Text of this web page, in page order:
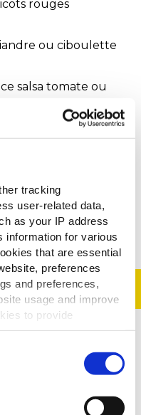
tracking
user-related data,
as your IP address
information for various
that are essential
preferences
and preferences,
usage and improve
to provide
consent to the use of
your preferences,
below and selecting
rouges
ou ciboulette
salsa tomate ou
huile, sel, paprika
dés